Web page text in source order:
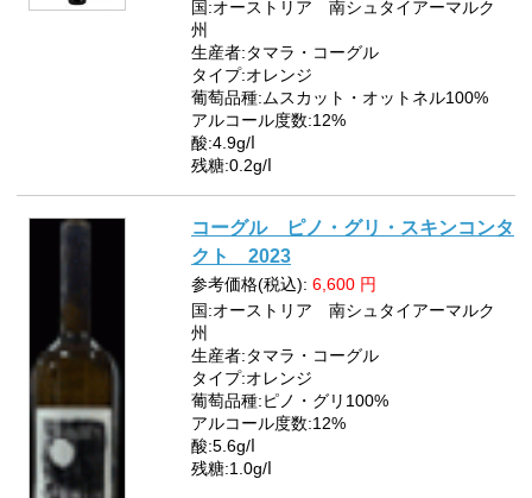
国:オーストリア 南シュタイアーマルク
州
生産者:タマラ・コーグル
タイプ:オレンジ
葡萄品種:ムスカット・オットネル100%
アルコール度数:12%
酸:4.9g/ⅼ
残糖:0.2g/ⅼ
コーグル ピノ・グリ・スキンコンタ
クト 2023
参考価格(税込): 6,600 円
国:オーストリア 南シュタイアーマルク
州
生産者:タマラ・コーグル
タイプ:オレンジ
葡萄品種:ピノ・グリ100%
アルコール度数:12%
酸:5.6g/ⅼ
残糖:1.0g/ⅼ